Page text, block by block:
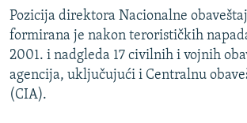
Pozicija direktora Nacionalne
formirana je nakon terorističkih
2001. i nadgleda 17 civilnih i vojnih
agencija, uključujući i Centralnu
(CIA).